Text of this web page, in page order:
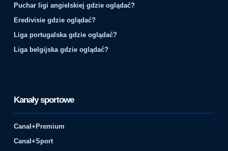
Puchar ligi angielskiej gdzie oglądać?
Eredivisie gdzie oglądać?
Liga portugalska gdzie oglądać?
Liga belgijska gdzie oglądać?
Kanały sportowe
Canal+Premium
Canal+Sport